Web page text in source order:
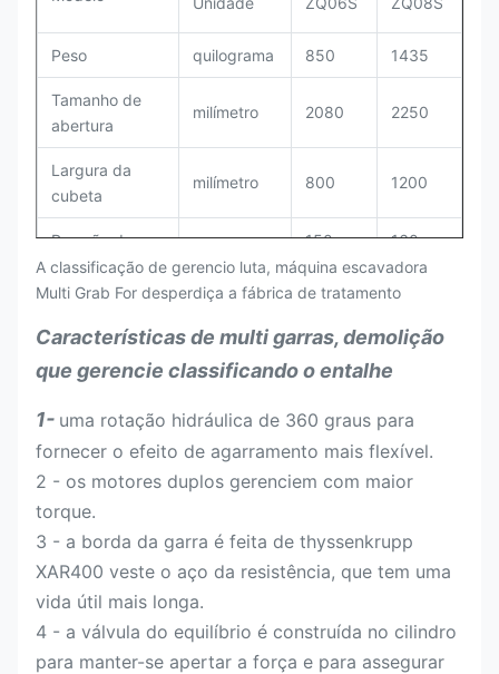
Peso quilograma 850 1435
Tamanho de
abertura
milímetro 2080 2250
Largura da
cubeta
milímetro 800 1200
Pressão de
funcionamento
150-
170
160-
180
pressão
Fluxo de
100-
Capacidade de
cilindro do óleo
Tonelada 8.0x2 9.7*2
Apropriado
para as
máquinas
escavadoras
12-16 17-23
A classificação de gerencio luta, máquina escavadora
Multi Grab For desperdiça a fábrica de tratamento
Características de multi garras, demolição
que gerencie classificando o entalhe
1- uma rotação hidráulica de 360 graus para
fornecer o efeito de agarramento mais flexível.
2 - os motores duplos gerenciem com maior
torque.
3 - a borda da garra é feita de thyssenkrupp
XAR400 veste o aço da resistência, que tem uma
vida útil mais longa.
4 - a válvula do equilíbrio é construída no cilindro
para manter-se apertar a força e para assegurar